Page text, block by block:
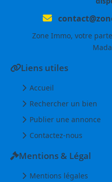
Zone Immo, votre
Liens utiles
Accueil
Rechercher un bien
Publier une annonce
Contactez-nous
Mentions & Légal
Mentions légales